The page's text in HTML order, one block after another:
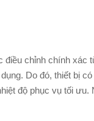
chỉnh chính xác
Do đó, thiết bị
độ phục vụ tối ưu.